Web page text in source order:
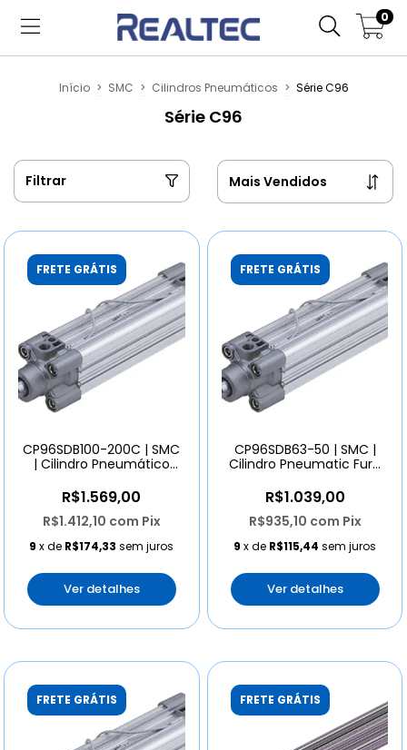
0
Início > SMC > Cilindros Pneumáticos > Série C96
Série C96
Filtrar
FRETE GRÁTIS
CP96SDB100-200C | SMC
| Cilindro Pneumático
R$1.569,00
R$1.412,10 com Pix
9 x de R$174,33 sem juros
Ver detalhes
FRETE GRÁTIS
CP96SDB63-50 | SMC |
Cilindro Pneumatic Furo
R$1.039,00
R$935,10 com Pix
9 x de R$115,44 sem juros
Ver detalhes
FRETE GRÁTIS FRETE GRÁTIS